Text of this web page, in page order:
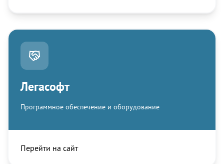
Легасофт
Программное обеспечение и оборудование
Перейти на сайт